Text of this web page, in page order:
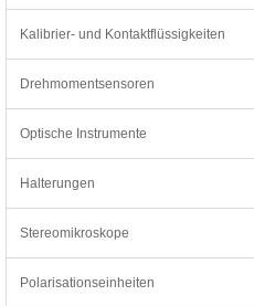
Kalibrier- und Kontaktflüssigkeiten
Drehmomentsensoren
Optische Instrumente
Halterungen
Stereomikroskope
Polarisationseinheiten